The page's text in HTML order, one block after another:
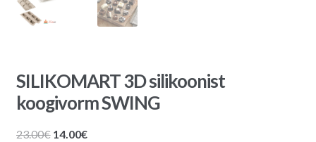
SILIKOMART 3D silikoonist
koogivorm SWING
23.00€ Algne
14.00€Praegune